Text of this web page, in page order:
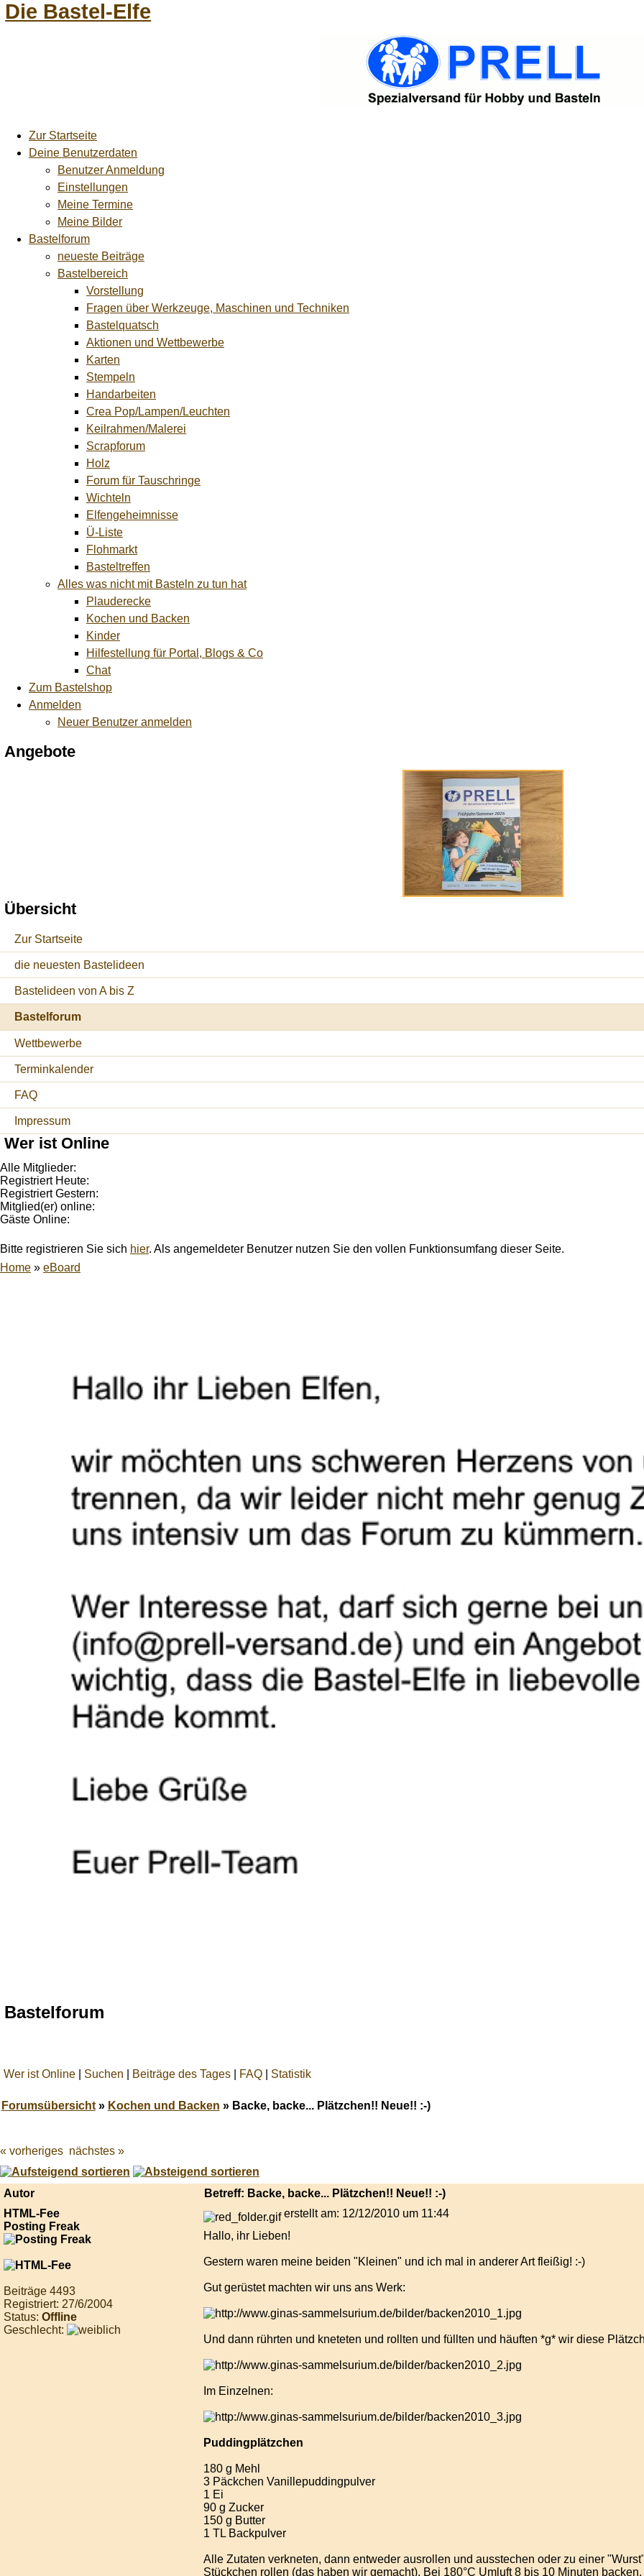
Die Bastel-Elfe
Zur Startseite
Deine Benutzerdaten
Benutzer Anmeldung
Einstellungen
Meine Termine
Meine Bilder
Bastelforum
neueste Beiträge
Bastelbereich
Vorstellung
Fragen über Werkzeuge, Maschinen und Techniken
Bastelquatsch
Aktionen und Wettbewerbe
Karten
Stempeln
Handarbeiten
Crea Pop/Lampen/Leuchten
Keilrahmen/Malerei
Scrapforum
Holz
Forum für Tauschringe
Wichteln
Elfengeheimnisse
Ü-Liste
Flohmarkt
Basteltreffen
Alles was nicht mit Basteln zu tun hat
Plauderecke
Kochen und Backen
Kinder
Hilfestellung für Portal, Blogs & Co
Chat
Zum Bastelshop
Anmelden
Neuer Benutzer anmelden
Angebote
Übersicht
Zur Startseite
die neuesten Bastelideen
Bastelideen von A bis Z
Bastelforum
Wettbewerbe
Terminkalender
FAQ
Impressum
Wer ist Online
Alle Mitglieder:
Registriert Heute:
Registriert Gestern:
Mitglied(er) online:
Gäste Online:
Bitte registrieren Sie sich hier. Als angemeldeter Benutzer nutzen Sie den vollen Funktionsumfang dieser Seite.
Home » eBoard
Bastelforum
Wer ist Online Suchen Beiträge des Tages FAQ Statistik
Forumsübersicht» Kochen und Backen » Backe, backe... Plätzchen!! Neue!! :-)
Best
online
live
casino
« vorheriges nächstes »
Autor
Betreff: Backe, backe... Plätzchen!! Neue!! :-)
HTML-Fee
Posting Freak
Beiträge 4493
Registriert: 27/6/2004
Status: Offline
Geschlecht:
erstellt am: 12/12/2010 um 11:44
Hallo, ihr Lieben!
Gestern waren meine beiden "Kleinen" und ich mal in anderer Art fleißig! :-)
Gut gerüstet machten wir uns ans Werk:
Und dann rührten und kneteten und rollten und füllten und häuften *g* wir diese
Im Einzelnen:
Puddingplätzchen
180 g Mehl
3 Päckchen Vanillepuddingpulver
1 Ei
90 g Zucker
150 g Butter
1 TL Backpulver
Alle Zutaten verkneten, dann entweder ausrollen und ausstechen oder zu einer
Stückchen rollen (das haben wir gemacht). Bei 180°C Umluft 8 bis 10 Minuten